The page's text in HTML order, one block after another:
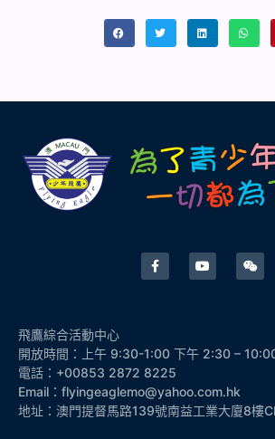
飛鷹綜合活動中心
開放時間：上午 9:30-1:00 下午 2:30 –
電話：+00853 2872 8225
Email：flyingeaglemo@yahoo.com.hk
地址：澳門提督馬路139號南益工業大廈8樓